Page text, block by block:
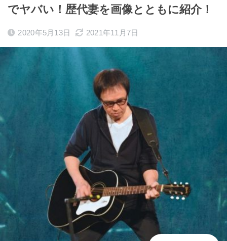
でヤバい！歴代妻を画像とともに紹介！
2020年5月13日 2021年11月7日